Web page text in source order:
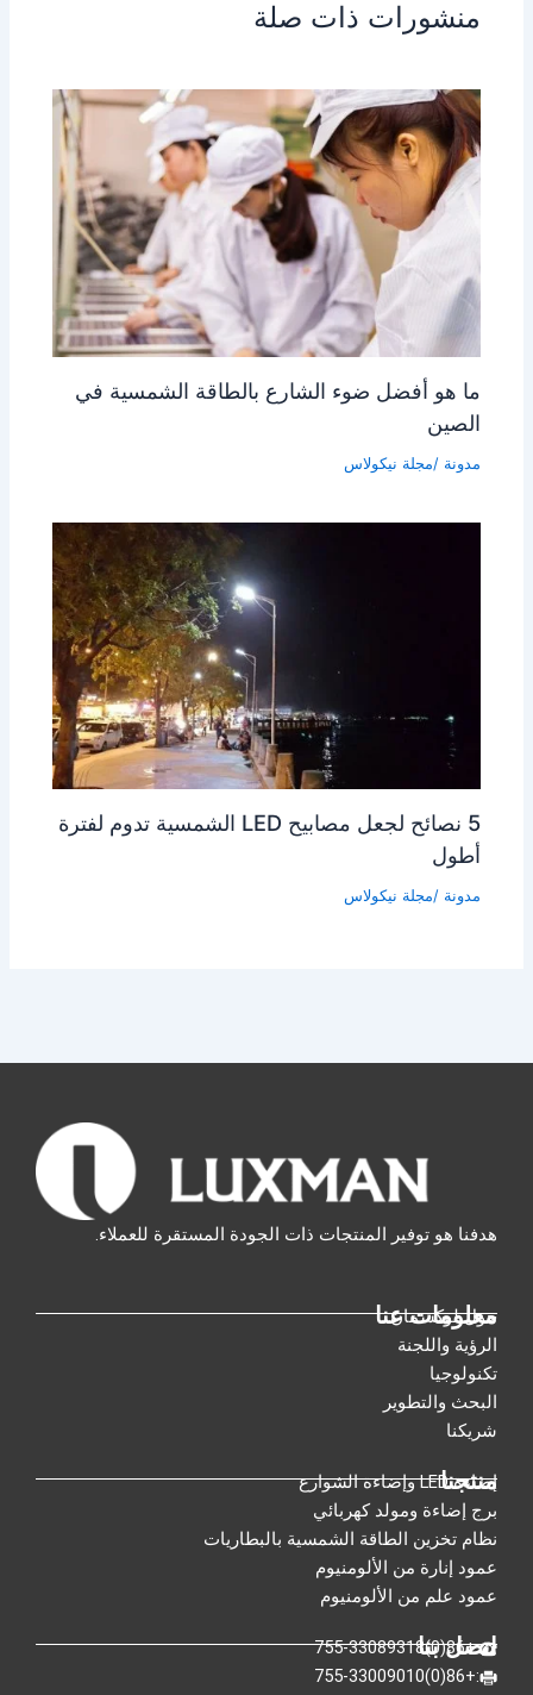
منشورات ذات صلة
ما هو أفضل ضوء الشارع بالطاقة الشمسية في
الصين
مدونة /مجلة نيكولاس
5 نصائح لجعل مصابيح LED الشمسية تدوم لفترة
أطول
مدونة /مجلة نيكولاس
هدفنا هو توفير المنتجات ذات الجودة المستقرة للعملاء.
معلومات عنا
حول لوكسمان
الرؤية واللجنة
تكنولوجيا
البحث والتطوير
شريكنا
منتجنا
إضاءة LED وإضاءة الشوارع
برج إضاءة ومولد كهربائي
نظام تخزين الطاقة الشمسية بالبطاريات
عمود إنارة من الألومنيوم
عمود علم من الألومنيوم
اتصل بنا
:+86(0)755-33089318
:+86(0)755-33009010